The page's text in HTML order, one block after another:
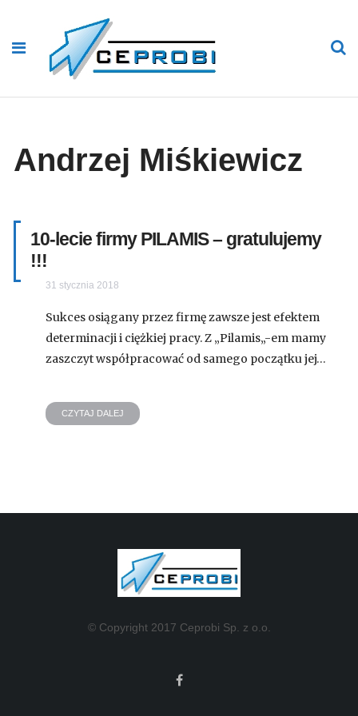
Andrzej Miśkiewicz
10-lecie firmy PILAMIS – gratulujemy
!!!
31 stycznia 2018
Sukces osiągany przez firmę zawsze jest efektem
determinacji i ciężkiej pracy. Z „Pilamis„-em mamy
zaszczyt współpracować od samego początku jej…
CZYTAJ DALEJ
© Copyright 2017 Ceprobi Sp. z o.o.